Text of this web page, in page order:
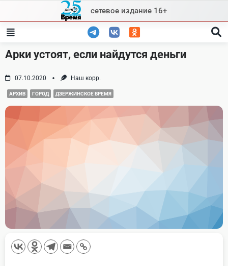
content
сетевое издание 16+
Арки устоят, если найдутся деньги
07.10.2020 Наш корр.
АРХИВ ГОРОД ДЗЕРЖИНСКОЕ ВРЕМЯ